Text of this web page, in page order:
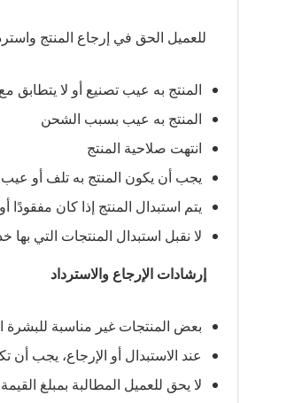
للعميل الحق في إرجاع المنتج
المنتج به عيب تصنيع أو لا يتطابق
المنتج به عيب بسبب الشحن
انتهت صلاحية المنتج
يجب أن يكون المنتج به تلف أو
يتم استبدال المنتج إذا كان مفقودًا
لا نقبل استبدال المنتجات التي
إرشادات الإرجاع والاسترداد
بعض المنتجات غير مناسبة للبشرة
عند الاستبدال أو الإرجاع، يجب أن
لا يحق للعميل المطالبة بمبلغ